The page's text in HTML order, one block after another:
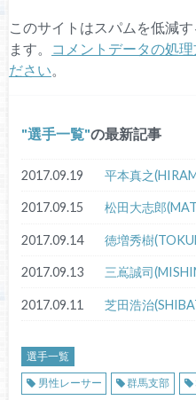
このサイトはスパムを低減
ます。
コメントデータの処
ださい。
選手一覧 の最新記事
2017.09.19 平本真之
2017.09.15 松田大志郎
2017.09.14 徳増秀樹
2017.09.13 三嶌誠司
2017.09.11 芝田浩治
選手一覧
男性レーサー
群馬支部